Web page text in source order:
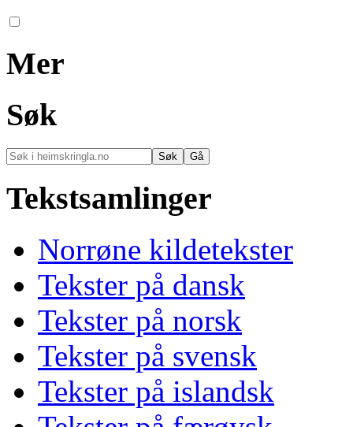
Mer
Søk
Tekstsamlinger
Norrøne kildetekster
Tekster på dansk
Tekster på norsk
Tekster på svensk
Tekster på islandsk